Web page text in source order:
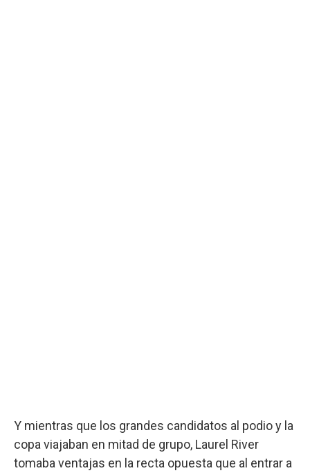
Y mientras que los grandes candidatos al podio y la
copa viajaban en mitad de grupo, Laurel River
tomaba ventajas en la recta opuesta que al entrar a